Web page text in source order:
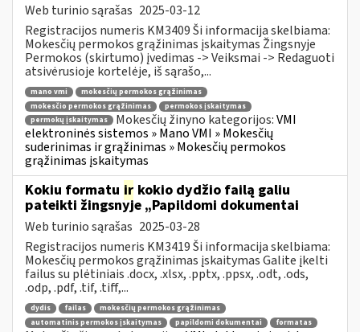
Web turinio sąrašas 2025-03-12
Registracijos numeris KM3409 Ši informacija skelbiama:
Mokesčių permokos grąžinimas įskaitymas Žingsnyje
Permokos (skirtumo) įvedimas -> Veiksmai -> Redaguoti
atsivėrusioje kortelėje, iš sąrašo,...
mano vmi
mokesčių permokos grąžinimas
mokesčio permokos grąžinimas
permokos įskaitymas
permokų įskaitymas
Mokesčių žinyno kategorijos:VMI
elektroninės sistemos » Mano VMI » Mokesčių
suderinimas ir grąžinimas » Mokesčių permokos
grąžinimas įskaitymas
Kokiu formatu ir kokio dydžio failą galiu
pateikti žingsnyje „Papildomi dokumentai
Web turinio sąrašas 2025-03-28
Registracijos numeris KM3419 Ši informacija skelbiama:
Mokesčių permokos grąžinimas įskaitymas Galite įkelti
failus su plėtiniais .docx, .xlsx, .pptx, .ppsx, .odt, .ods,
.odp, .pdf, .tif, .tiff,...
dydis failas
mokesčių permokos grąžinimas
automatinis permokos įskaitymas
papildomi dokumentai formatas